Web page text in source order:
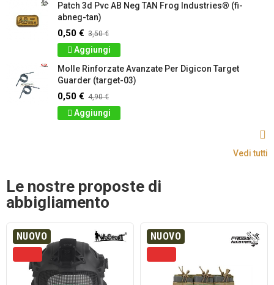
Patch 3d Pvc AB Neg TAN Frog Industries® (fi-
abneg-tan)
0,50 € 3,50 €
Aggiungi
Molle Rinforzate Avanzate Per Digicon Target
Guarder (target-03)
0,50 € 4,90 €
Aggiungi
Vedi tutti
Le nostre proposte di
abbigliamento
NUOVO NUOVO